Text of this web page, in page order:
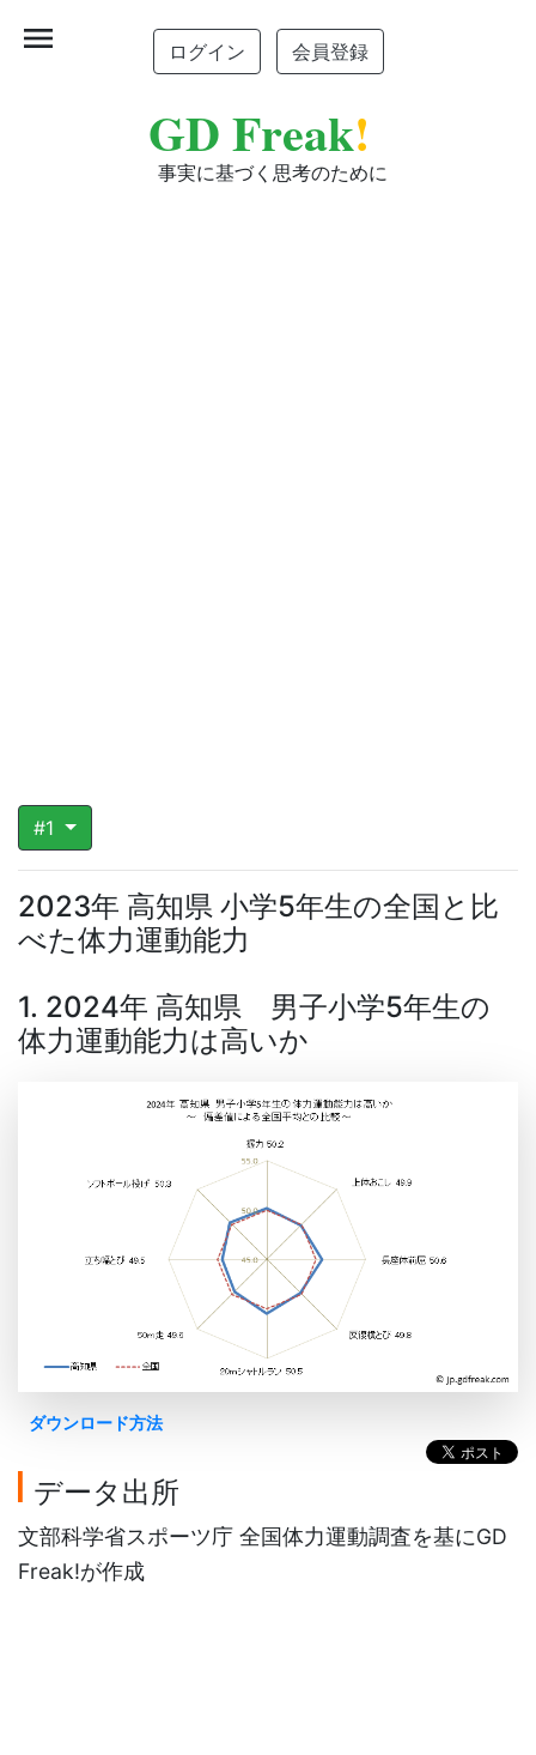
ログイン 会員登録
GD Freak!
事実に基づく思考のために
menu
#1
2023年 高知県 小学5年生の全国と比
べた体力運動能力
1. 2024年 高知県 男子小学5年生の
体力運動能力は高いか
ダウンロード方法
データ出所
文部科学省スポーツ庁 全国体力運動調査を基にGD
Freak!が作成